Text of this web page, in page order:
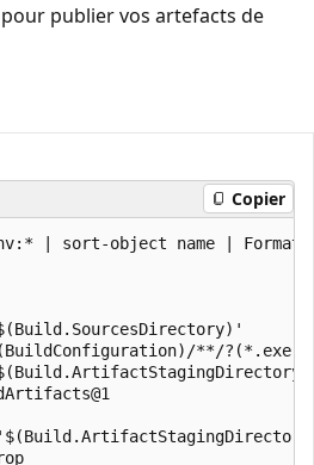
publier vos artefacts de
Copier
| sort-object name | Format-
**/